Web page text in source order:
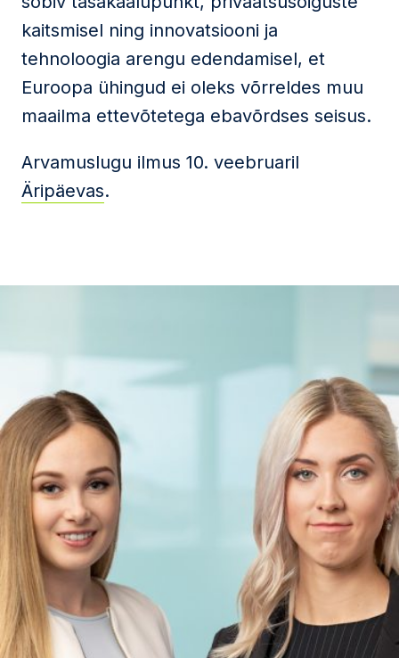
kaitsmisel ning innovatsiooni ja
tehnoloogia arengu edendamisel, et
Euroopa ühingud ei oleks võrreldes muu
maailma ettevõtetega ebavõrdses seisus.
Arvamuslugu ilmus 10. veebruaril
Äripäevas.